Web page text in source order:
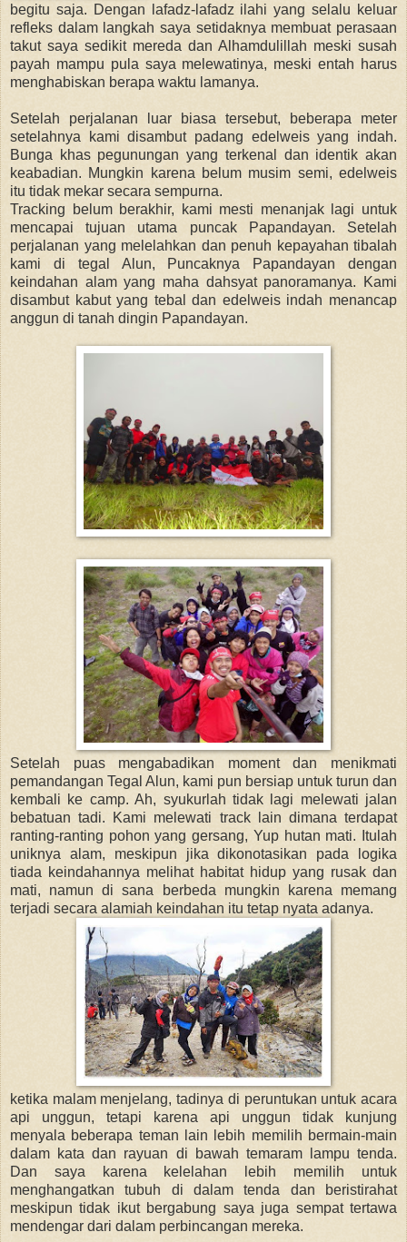
begitu saja. Dengan lafadz-lafadz ilahi yang selalu keluar
refleks dalam langkah saya setidaknya membuat perasaan
takut saya sedikit mereda dan Alhamdulillah meski susah
payah mampu pula saya melewatinya, meski entah harus
menghabiskan berapa waktu lamanya.
Setelah perjalanan luar biasa tersebut, beberapa meter
setelahnya kami disambut padang edelweis yang indah.
Bunga khas pegunungan yang terkenal dan identik akan
keabadian. Mungkin karena belum musim semi, edelweis
itu tidak mekar secara sempurna.
Tracking belum berakhir, kami mesti menanjak lagi untuk
mencapai tujuan utama puncak Papandayan. Setelah
perjalanan yang melelahkan dan penuh kepayahan tibalah
kami di tegal Alun, Puncaknya Papandayan dengan
keindahan alam yang maha dahsyat panoramanya. Kami
disambut kabut yang tebal dan edelweis indah menancap
anggun di tanah dingin Papandayan.
Setelah puas mengabadikan moment dan menikmati
pemandangan Tegal Alun, kami pun bersiap untuk turun dan
kembali ke camp. Ah, syukurlah tidak lagi melewati jalan
bebatuan tadi. Kami melewati track lain dimana terdapat
ranting-ranting pohon yang gersang, Yup hutan mati. Itulah
uniknya alam, meskipun jika dikonotasikan pada logika
tiada keindahannya melihat habitat hidup yang rusak dan
mati, namun di sana berbeda mungkin karena memang
terjadi secara alamiah keindahan itu tetap nyata adanya.
ketika malam menjelang, tadinya di peruntukan untuk acara
api unggun, tetapi karena api unggun tidak kunjung
menyala beberapa teman lain lebih memilih bermain-main
dalam kata dan rayuan di bawah temaram lampu tenda.
Dan saya karena kelelahan lebih memilih untuk
menghangatkan tubuh di dalam tenda dan beristirahat
meskipun tidak ikut bergabung saya juga sempat tertawa
mendengar dari dalam perbincangan mereka.